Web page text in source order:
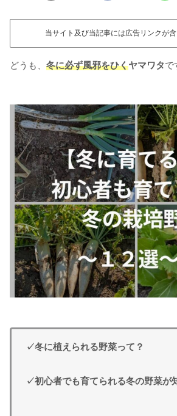
当サイト及び当記事には広告リンクが含
どうも、 冬に必ず風邪をひくヤマワタで
✓冬に植えられる野菜って？
✓初心者でも育てられる冬の野菜が